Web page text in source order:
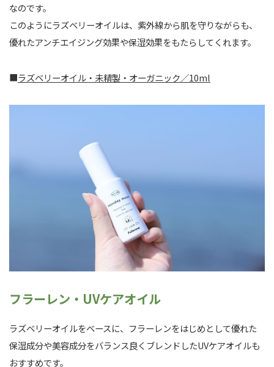
なのです。
このようにラズベリーオイルは、紫外線から肌を守りながらも、
優れたアンチエイジング効果や保湿効果をもたらしてくれます。
■ラズベリーオイル・未精製・オーガニック／10ml
フラーレン・UVケアオイル
ラズベリーオイルをベースに、フラーレンをはじめとして優れた
保湿成分や美容成分をバランス良くブレンドしたUVケアオイルも
おすすめです。